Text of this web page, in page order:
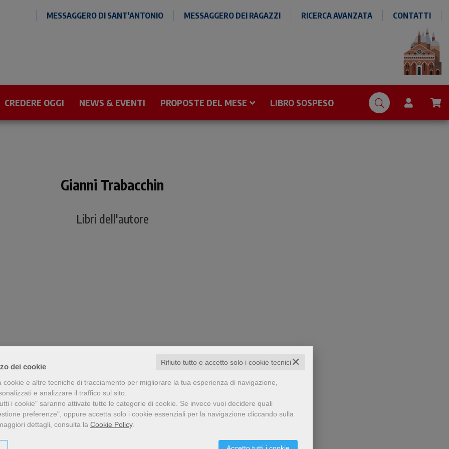
dei cookie ✕
Rifiuto tutto e accetto solo i cookie tecnici
cookie e altre tecniche di tracciamento per migliorare la tua esperienza di navigazione,
e analizzare il traffico sul sito.
i cookie" saranno attivate tutte le categorie di cookie. Se invece vuoi decidere quali
preferenze", oppure accetta solo i cookie essenziali per la navigazione cliccando sulla
dettagli, consulta la Cookie Policy.
MESSAGGERO DI SANT'ANTONIO MESSAGGERO DEI RAGAZZI RICERCA AVANZATA CONTATTI
CREDERE OGGI NEWS & EVENTI PROPOSTE DEL MESE LIBRO SOSPESO
Gianni Trabacchin
Libri dell'autore